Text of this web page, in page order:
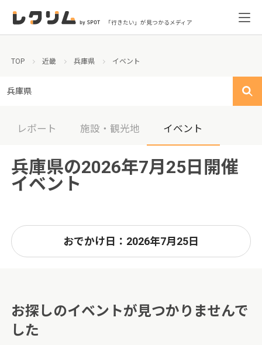
「行きたい」が見つかるメディア
TOP 近畿 兵庫県 イベント
兵庫県
レポート 施設・観光地 イベント
兵庫県の2026年7月25日開催
イベント
おでかけ日：2026年7月25日
お探しのイベントが見つかりませんで
した